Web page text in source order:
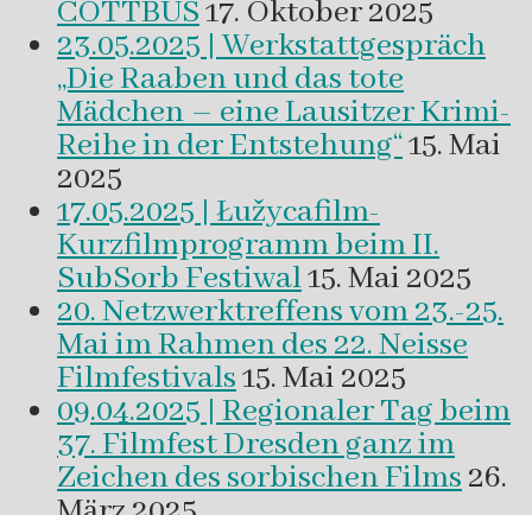
COTTBUS17. Oktober 2025
23.05.2025 | Werkstattgespräch
„Die Raaben und das tote
Mädchen – eine Lausitzer Krimi-
Reihe in der Entstehung“15. Mai
2025
17.05.2025 | Łužycafilm-
Kurzfilmprogramm beim II.
SubSorb Festiwal15. Mai 2025
20. Netzwerktreffens vom 23.-25.
Mai im Rahmen des 22. Neisse
Filmfestivals15. Mai 2025
09.04.2025 | Regionaler Tag beim
37. Filmfest Dresden ganz im
Zeichen des sorbischen Films 26.